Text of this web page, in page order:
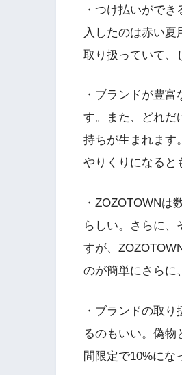
・つけ払いがで
入したのは赤い
取り扱っていて、
・ブランドが豊
す。また、どれだ
持ちが生まれます
やりくりになると
・ZOZOTOWN
らしい。さらに、
すが、
のが簡単にさらに
・ブランドの取
るのもいい。偽物
間限定で10%にな